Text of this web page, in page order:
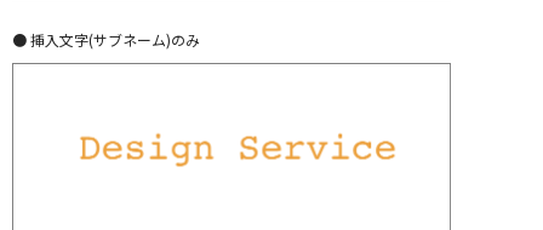
● 挿入文字(サブネーム)のみ